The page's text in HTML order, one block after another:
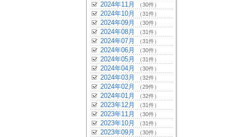
2024年11月 （30件）
2024年10月 （31件）
2024年09月 （30件）
2024年08月 （31件）
2024年07月 （31件）
2024年06月 （30件）
2024年05月 （31件）
2024年04月 （30件）
2024年03月 （32件）
2024年02月 （29件）
2024年01月 （32件）
2023年12月 （31件）
2023年11月 （30件）
2023年10月 （31件）
2023年09月 （30件）